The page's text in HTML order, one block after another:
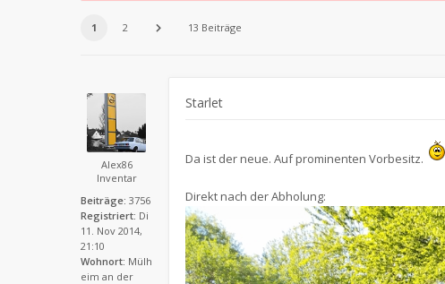
1 2 13 Beiträge
Alex86
Inventar
Beiträge: 3756
Registriert: Di
11. Nov 2014,
21:10
Wohnort: Mülh
eim an der
Starlet
Da ist der neue. Auf prominenten Vorbesitz.
Direkt nach der Abholung: